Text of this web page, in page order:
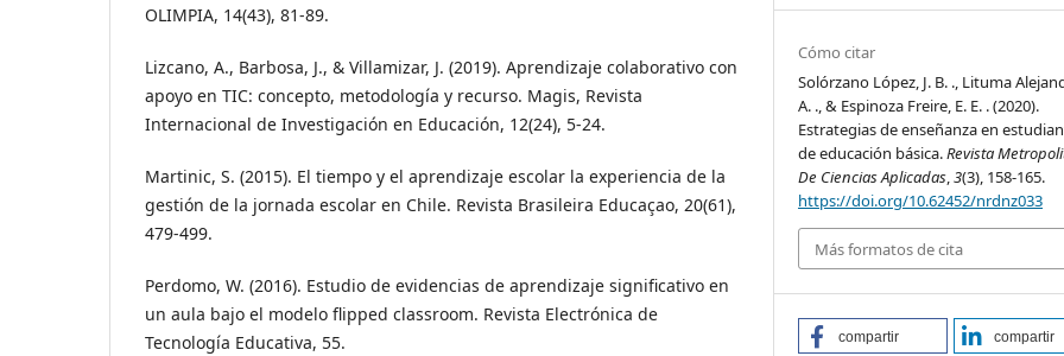
OLIMPIA, 14(43), 81-89.
Lizcano, A., Barbosa, J., & Villamizar, J. (2019). Aprendizaje colaborativo con
apoyo en TIC: concepto, metodología y recurso. Magis, Revista
Internacional de Investigación en Educación, 12(24), 5-24.
Martinic, S. (2015). El tiempo y el aprendizaje escolar la experiencia de la
gestión de la jornada escolar en Chile. Revista Brasileira Educaçao, 20(61),
479-499.
Perdomo, W. (2016). Estudio de evidencias de aprendizaje significativo en
un aula bajo el modelo flipped classroom. Revista Electrónica de
Tecnología Educativa, 55.
Cómo citar
Solórzano López, J. B. ., Lituma
A. ., & Espinoza Freire, E. E. . (2020).
Estrategias de enseñanza en
de educación básica.Revista
De Ciencias Aplicadas,3(3), 158-165.
https://doi.org/10.62452/nrdnz033
Más formatos de cita
compartir compartir